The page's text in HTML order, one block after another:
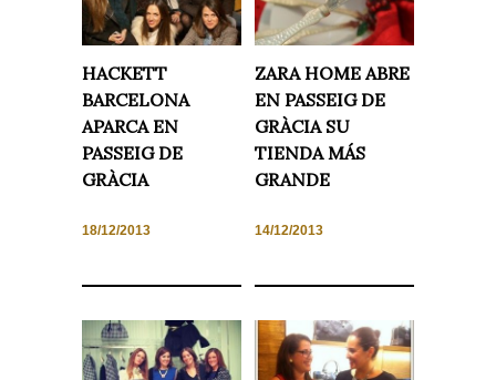
HACKETT
BARCELONA
APARCA EN
PASSEIG DE
GRÀCIA
18/12/2013
ZARA HOME ABRE
EN PASSEIG DE
GRÀCIA SU
TIENDA MÁS
GRANDE
14/12/2013
ver contenido y
personalizados.